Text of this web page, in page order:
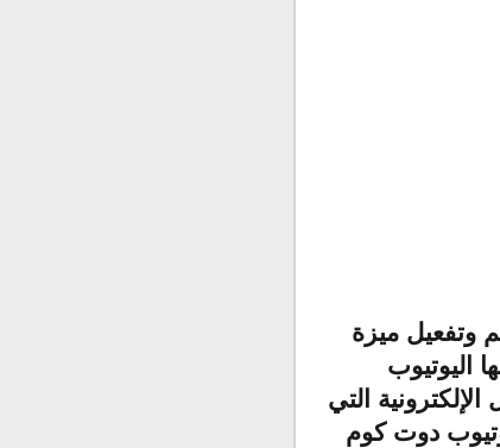
وتفعيل ميزة
اليوتيوب
التي
دوت كوم